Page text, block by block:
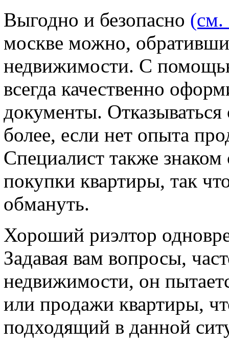
Выгодно и безопасно (см.
москве можно,
недвижимости. С
всегда качественно
документы. Отказываться
более, если нет опыта
Специалист также
покупки квартиры, так
обмануть.
Хороший риэлтор
Задавая вам вопросы,
недвижимости, он
или продажи квартиры,
подходящий в данной